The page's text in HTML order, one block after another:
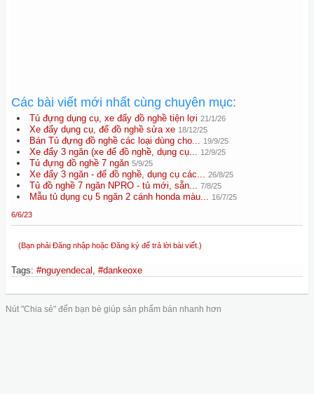
Các bài viết mới nhất cùng chuyên mục:
Tủ đựng dụng cụ, xe đẩy đồ nghề tiện lợi 21/1/26
Xe đẩy dụng cụ, để đồ nghề sửa xe 18/12/25
Bán Tủ đựng đồ nghề các loại dùng cho... 19/9/25
Xe đẩy 3 ngăn (xe để đồ nghề, dụng cụ... 12/9/25
Tủ đựng đồ nghề 7 ngăn 5/9/25
Xe đẩy 3 ngăn - để đồ nghề, dụng cụ các... 26/8/25
Tủ đồ nghề 7 ngăn NPRO - tủ mới, sẵn... 7/8/25
Mẫu tủ dụng cụ 5 ngăn 2 cánh honda màu... 16/7/25
6/6/23
(Bạn phải Đăng nhập hoặc Đăng ký để trả lời bài viết.)
Tags: #nguyendecal , #dankeoxe
Nút "Chia sẻ" đến bạn bè giúp sản phẩm bán nhanh hơn